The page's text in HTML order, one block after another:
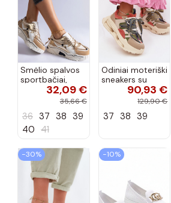
Smėlio spalvos
sportbačiai,
dekoruoti Valdez
cirkonio virvele
32,09 €
35,66 €
36 37 38 39
40 41
Odiniai moteriški
sneakers su
platforma D&A
CR61-3133
90,93 €
129,90 €
37 38 39
−30% −10%